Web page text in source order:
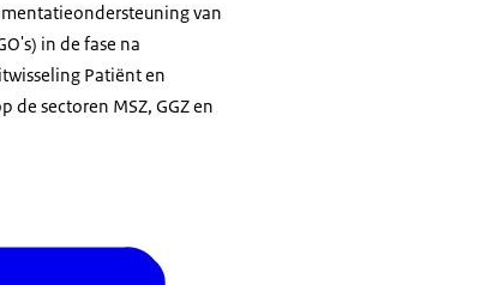
van
in de fase na
Patiënt en
de sectoren MSZ, GGZ en